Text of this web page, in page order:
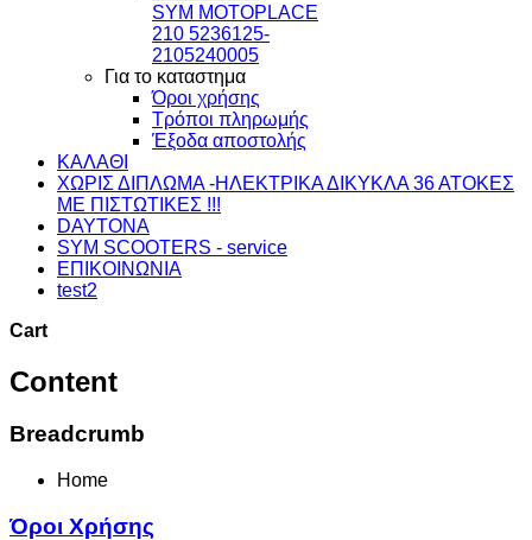
SYM MOTOPLACE
210 5236125-
2105240005
Για το καταστημα
Όροι χρήσης
Τρόποι πληρωμής
Έξοδα αποστολής
ΚΑΛΑΘΙ
ΧΩΡΙΣ ΔΙΠΛΩΜΑ -ΗΛΕΚΤΡΙΚΑ ΔΙΚΥΚΛΑ 36 ΑΤΟΚΕΣ
ΜΕ ΠΙΣΤΩΤΙΚΕΣ !!!
DAYTONA
SYM SCOOTERS - service
ΕΠΙΚΟΙΝΩΝΙΑ
test2
Cart
Content
Breadcrumb
Home
Όροι Χρήσης